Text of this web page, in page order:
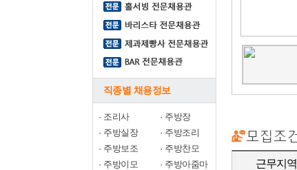
직종별 채용정보
· 조리사 · 주방장
· 주방실장 · 주방조리
· 주방보조 · 주방찬모
· 주방이모 · 주방아줌마
근무지역